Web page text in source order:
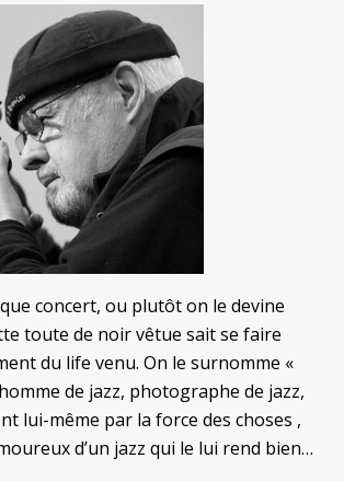
concert, ou plutôt on le devine
toute de noir vêtue sait se faire
du life venu. On le surnomme «
de jazz, photographe de jazz,
lui-même par la force des choses ,
d’un jazz qui le lui rend bien…